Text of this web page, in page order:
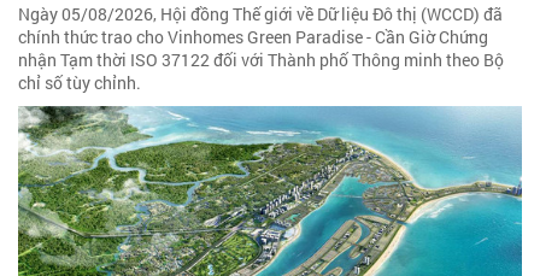
Ngày 05/08/2026, Hội đồng Thế giới về Dữ liệu Đô thị (WCCD) đã
chính thức trao cho Vinhomes Green Paradise - Cần Giờ Chứng
nhận Tạm thời ISO 37122 đối với Thành phố Thông minh theo Bộ
chỉ số tùy chỉnh.